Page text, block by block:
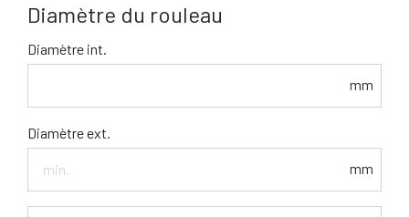
Diamètre du rouleau
Diamètre int.
mm
Diamètre ext.
mm